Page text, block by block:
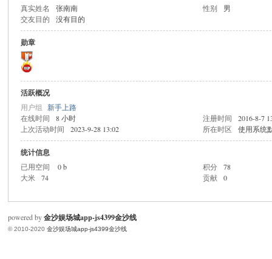
真实姓名 张南南 性别
男
交友目的
没有目的
勋章
活跃概况
用户组 新手上路
在线时间
8 小时 注册时间
2016-8-7
上次活动时间
2023-9-28 13:02 所在时区 使用系统
统计信息
已用空间 0 b 积分
78
大米
74 贡献 0
powered by金沙娱场城app-js4399金沙线
© 2010-2020 金沙娱场城app-js4399金沙线